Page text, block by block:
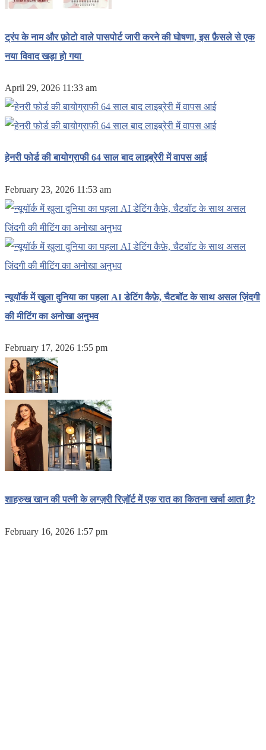
ट्रंप के नाम और फ़ोटो वाले पासपोर्ट जारी करने की घोषणा, इस फ़ैसले से एक
नया विवाद खड़ा हो गया
April 29, 2026 11:33 am
हेनरी फोर्ड की बायोग्राफी 64 साल बाद लाइब्रेरी में वापस आई
February 23, 2026 11:53 am
न्यूयॉर्क में खुला दुनिया का पहला AI डेटिंग कैफ़े, चैटबॉट के साथ असल ज़िंदगी
की मीटिंग का अनोखा अनुभव
February 17, 2026 1:55 pm
शाहरुख खान की पत्नी के लग्ज़री रिज़ॉर्ट में एक रात का कितना खर्चा आता है?
February 16, 2026 1:57 pm